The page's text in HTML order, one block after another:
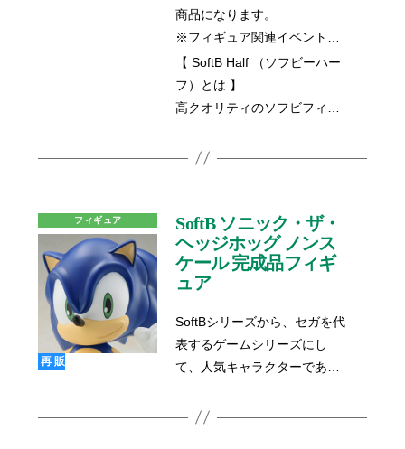
がハーフサイズ（約15cm）、
且つメタリックカラーで登場
いたします。サイズが変わっ
ても、ゲームの世界から飛び
出してきたかのような存在感
ズミ「ソニック」をお部屋の
として、是非あなたのお手元
にお迎えください。
属いたします。
※この特典は、BellFine Web
Shopでのご予約・ご購入限定
となります。2025年4月1日
（火）以降のご予約・ご購入
よう、お願い申し上げます。
商品になります。
※フィギュア関連イベント販
売他、流通限定商品になりま
す。
【 SoftB Half （ソフビーハー
フ）とは 】
高クオリティのソフビフィギ
フサイズ(約15cm)のシリーズ
フィギュア
再販
SoftB ソニック・ザ・
ヘッジホッグ ノンス
ケール 完成品フィギ
ュア
SoftBシリーズから、セガを代
表するゲームシリーズにし
て、人気キャラクターである
グ」が約30cmのビッグサイズ